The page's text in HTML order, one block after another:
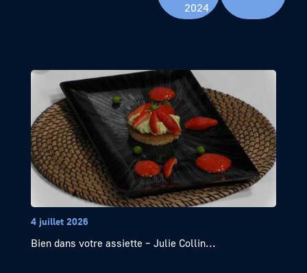
2024
4 juillet 2026
Bien dans votre assiette – Julie Collin...